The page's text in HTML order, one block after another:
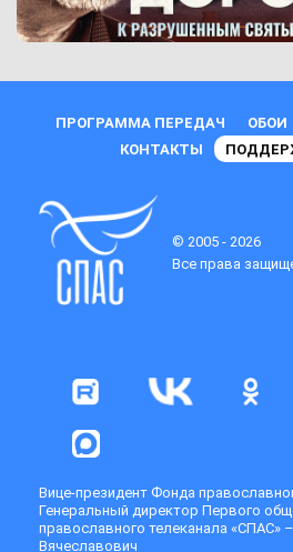
ПРОГРАММА ПЕРЕДАЧ ОБОИ
КОНТАКТЫ
© 2005 - 2026
Все права
Вице-президент Фонда
Генеральный директор Первого
православного телеканала «СПАС»
Вячеславович